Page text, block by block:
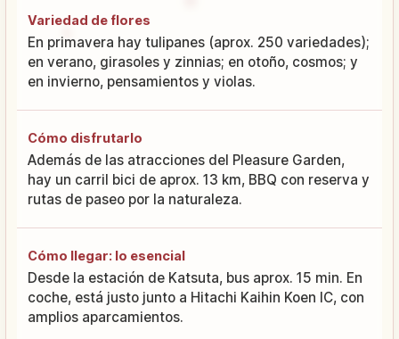
Variedad de flores
En primavera hay tulipanes (aprox. 250 variedades);
en verano, girasoles y zinnias; en otoño, cosmos; y
en invierno, pensamientos y violas.
Cómo disfrutarlo
Además de las atracciones del Pleasure Garden,
hay un carril bici de aprox. 13 km, BBQ con reserva y
rutas de paseo por la naturaleza.
Cómo llegar: lo esencial
Desde la estación de Katsuta, bus aprox. 15 min. En
coche, está justo junto a Hitachi Kaihin Koen IC, con
amplios aparcamientos.